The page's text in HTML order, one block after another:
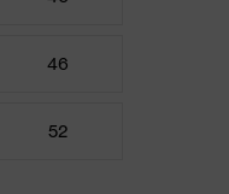
46
52